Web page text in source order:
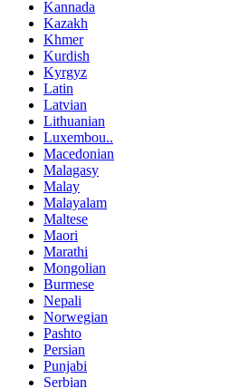
Kannada
Kazakh
Khmer
Kurdish
Kyrgyz
Latin
Latvian
Lithuanian
Luxembou..
Macedonian
Malagasy
Malay
Malayalam
Maltese
Maori
Marathi
Mongolian
Burmese
Nepali
Norwegian
Pashto
Persian
Punjabi
Serbian